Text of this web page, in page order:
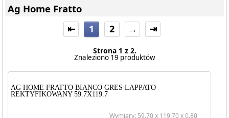
Ag Home Fratto
⇤ 1 2 → ⇥
Strona 1 z 2.
Znaleziono 19 produktów
AG HOME FRATTO BIANCO GRES LAPPATO
REKTYFIKOWANY 59.7X119.7
Wymiary: 59.70 x 119.70 x 0.80